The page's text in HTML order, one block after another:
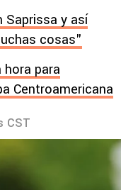
Saprissa y así
cosas"
para
Centroamericana
CST